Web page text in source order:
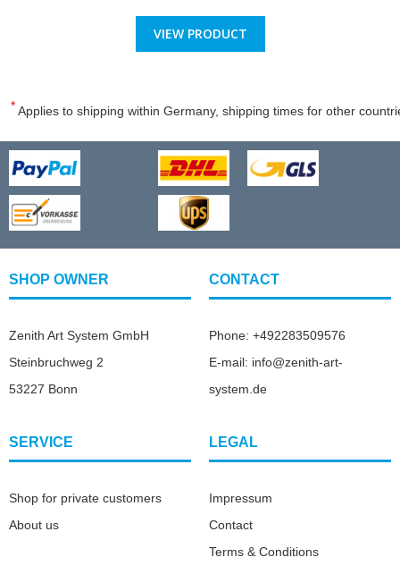
VIEW PRODUCT
*Applies to shipping within Germany, shipping times for other
SHOP OWNER
Zenith Art System GmbH
Steinbruchweg 2
53227 Bonn
CONTACT
Phone: +492283509576
E-mail: info@zenith-art-
system.de
SERVICE
Shop for private customers
About us
LEGAL
Impressum
Contact
Terms & Conditions